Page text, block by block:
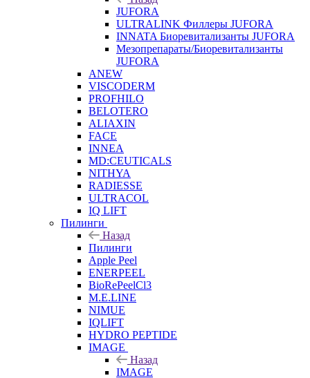
JUFORA
ULTRALINK Филлеры JUFORA
INNATA Биоревитализанты JUFORA
Мезопрепараты/Биоревитализанты
JUFORA
ANEW
VISCODERM
PROFHILO
BELOTERO
ALIAXIN
FACE
INNEA
MD:CEUTICALS
NITHYA
RADIESSE
ULTRACOL
IQ LIFT
Пилинги
Назад
Пилинги
Apple Peel
ENERPEEL
BioRePeelCl3
M.E.LINE
NIMUE
IQLIFT
HYDRO PEPTIDE
IMAGE
Назад
IMAGE